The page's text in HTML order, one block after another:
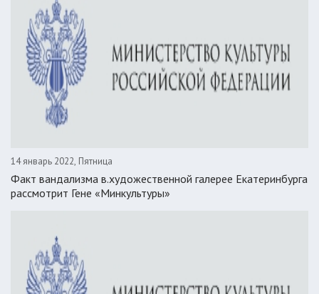
14 январь 2022, Пятница
Факт вандализма в.художественной галерее Екатеринбурга
рассмотрит Гене «Минкультуры»